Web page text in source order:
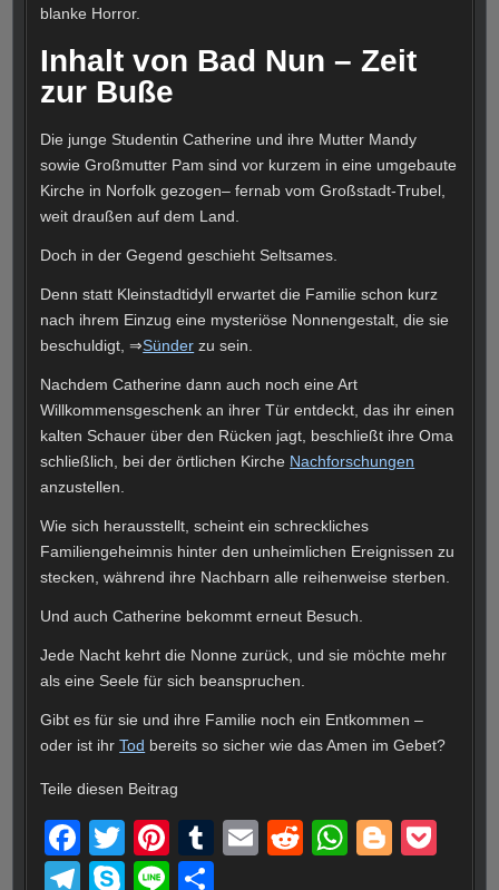
blanke Horror.
Inhalt von Bad Nun – Zeit
zur Buße
Die junge Studentin Catherine und ihre Mutter Mandy
sowie Großmutter Pam sind vor kurzem in eine umgebaute
Kirche in Norfolk gezogen– fernab vom Großstadt-Trubel,
weit draußen auf dem Land.
Doch in der Gegend geschieht Seltsames.
Denn statt Kleinstadtidyll erwartet die Familie schon kurz
nach ihrem Einzug eine mysteriöse Nonnengestalt, die sie
beschuldigt, ⇒Sünder zu sein.
Nachdem Catherine dann auch noch eine Art
Willkommensgeschenk an ihrer Tür entdeckt, das ihr einen
kalten Schauer über den Rücken jagt, beschließt ihre Oma
schließlich, bei der örtlichen Kirche Nachforschungen
anzustellen.
Wie sich herausstellt, scheint ein schreckliches
Familiengeheimnis hinter den unheimlichen Ereignissen zu
stecken, während ihre Nachbarn alle reihenweise sterben.
Und auch Catherine bekommt erneut Besuch.
Jede Nacht kehrt die Nonne zurück, und sie möchte mehr
als eine Seele für sich beanspruchen.
Gibt es für sie und ihre Familie noch ein Entkommen –
oder ist ihrTod bereits so sicher wie das Amen im Gebet?
Teile diesen Beitrag
F
a
T
wi
Pi
nt
T
E
R
W Bl
T
S
Li